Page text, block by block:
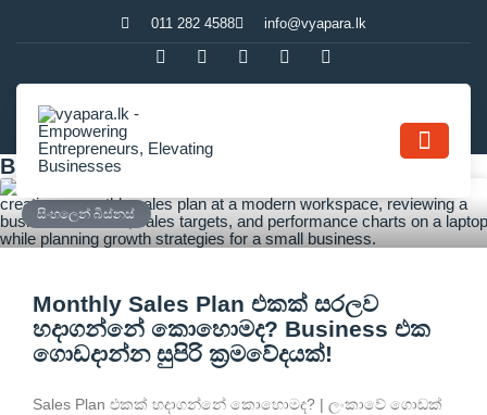
011 282 4588 info@vyapara.lk
Blog
සිංහලෙන් බිස්නස්
Monthly Sales Plan එකක් සරලව
හදාගන්නේ කොහොමද? Business එක
ගොඩදාන්න සුපිරි ක්‍රමවේදයක්!
Sales Plan එකක් හදාගන්නේ කොහොමද? | ලංකාවේ ගොඩක්